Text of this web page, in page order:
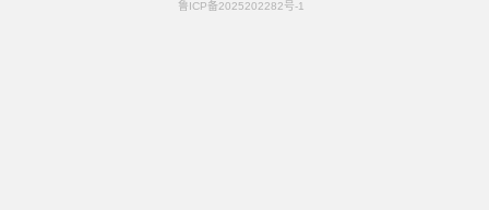
鲁ICP备2025202282号-1